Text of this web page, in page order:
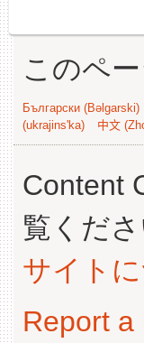
このペ
Български (Bəlgarski)
(ukrajins'ka)
中文
Content
覧くだ
サイト
Report a